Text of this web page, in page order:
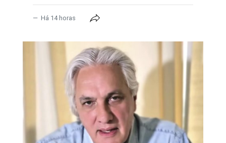
Há 14 horas